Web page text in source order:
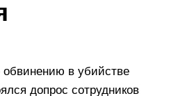
обвинению в убийстве
допрос сотрудников